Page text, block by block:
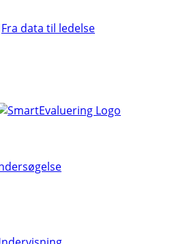
Fra data til ledelse